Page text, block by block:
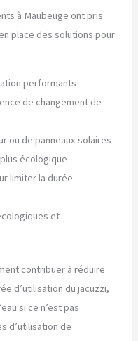
à Maubeuge ont pris
place des solutions pour
performants
de changement de
ou de panneaux solaires
écologique
limiter la durée
et
contribuer à réduire
d’utilisation du jacuzzi,
si ce n’est pas
d’utilisation de